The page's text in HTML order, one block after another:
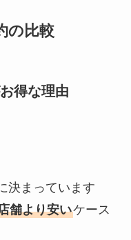
の比較
得な理由
決まっています
舗より安いケース